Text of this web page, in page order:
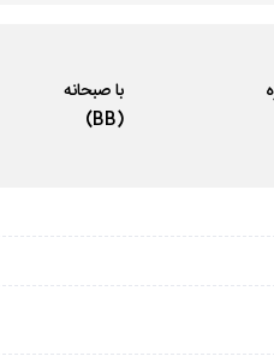
با صبحانه
(BB)